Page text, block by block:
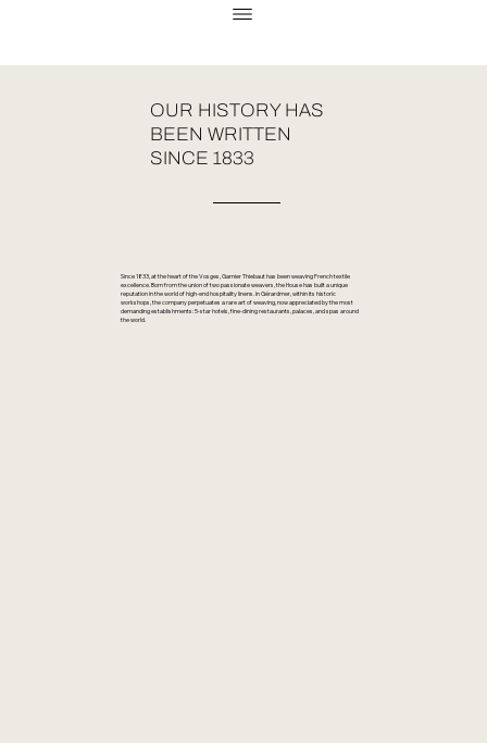
OUR HISTORY HAS
BEEN WRITTEN
SINCE 1833
Since 1833, at the heart of the Vosges, Garnier Thiebaut has been weaving French textile
excellence. Born from the union of two passionate weavers, the House has built a unique
reputation in the world of high-end hospitality linens. In Gérardmer, within its historic
workshops, the company perpetuates a rare art of weaving, now appreciated by the most
demanding establishments: 5-star hotels, fine-dining restaurants, palaces, and spas around
the world.